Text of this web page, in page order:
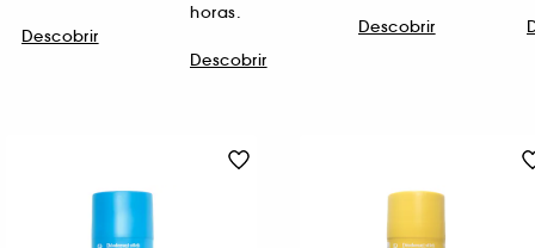
Descobrir
horas.
Descobrir
Descobrir